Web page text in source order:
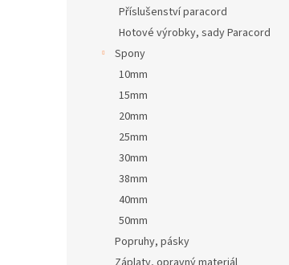
Příslušenství paracord
Hotové výrobky, sady Paracord
Spony
10mm
15mm
20mm
25mm
30mm
38mm
40mm
50mm
Popruhy, pásky